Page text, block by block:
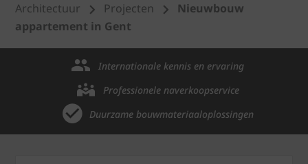
Architectuur Projecten
Nieuwbouw
appartement in Gent
Internationale kennis en ervaring
Professionele naverkoopservice
Duurzame bouwmateriaaloplossingen